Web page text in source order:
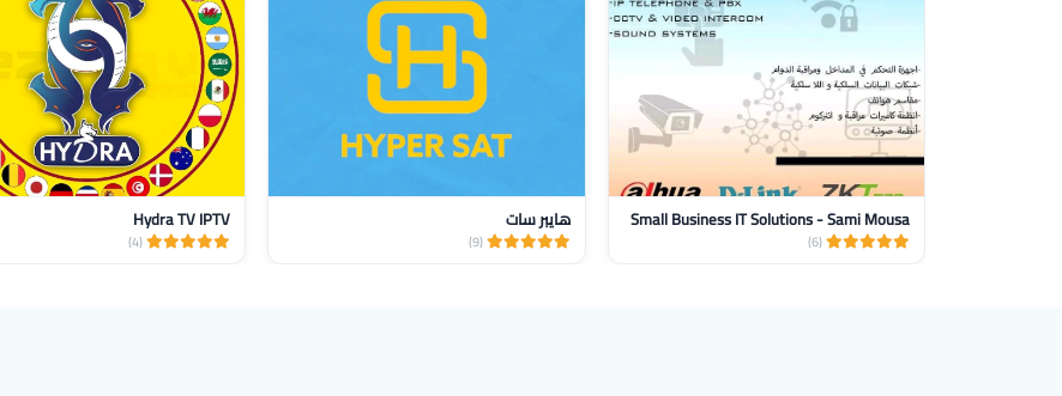
Small Business IT Solutions - Sami Mousa
(6)
هايبر سات
(9)
Hydra TV IPTV
(4)